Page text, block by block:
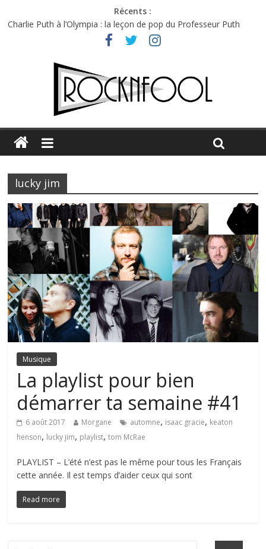
Récents :
Charlie Puth à l’Olympia : la leçon de pop du Professeur Puth
Festival Triptyque : un nouveau festival de musique indépendant
Hellfest 2026 vendredi : température et émotions en hausse
Hellfest 2026 jeudi : impossible de choisir entre chaleur et bonne
Première édition du Midgard Festival : entre bière, métal et
lucky jim
Musique
La playlist pour bien
démarrer ta semaine #41
6 août 2017 Morgane automne, isaac gracie, keaton
henson, lucky jim, playlist,tom McRae
PLAYLIST – L’été n’est pas le même pour tous les Français
cette année. Il est temps d’aider ceux qui sont
Read more